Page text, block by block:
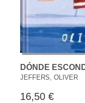
DÓNDE
JEFFERS, OLIVER
16,50 €